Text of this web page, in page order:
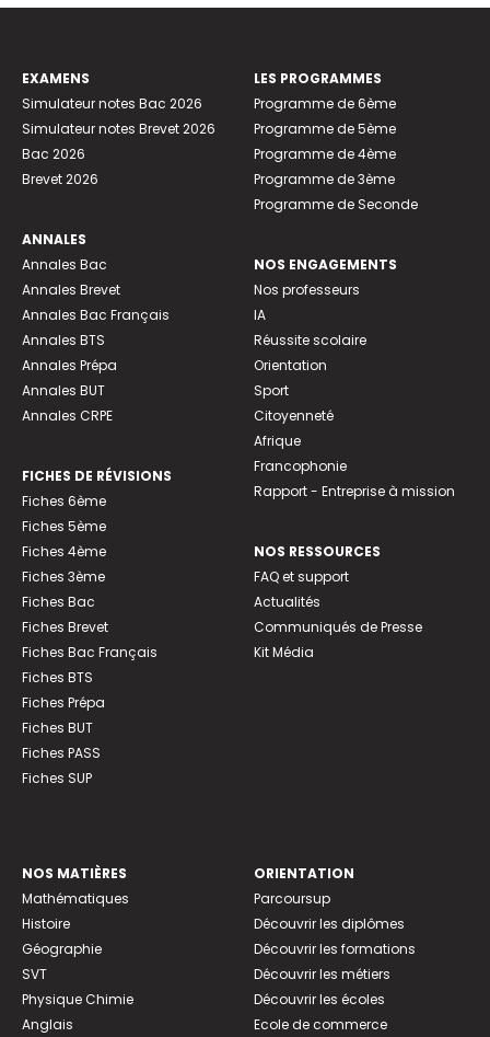
EXAMENS
Simulateur notes Bac 2026
Simulateur notes Brevet 2026
Bac 2026
Brevet 2026
ANNALES
Annales Bac
Annales Brevet
Annales Bac Français
Annales BTS
Annales Prépa
Annales BUT
Annales CRPE
FICHES DE RÉVISIONS
Fiches 6ème
Fiches 5ème
Fiches 4ème
Fiches 3ème
Fiches Bac
Fiches Brevet
Fiches Bac Français
Fiches BTS
Fiches Prépa
Fiches BUT
Fiches PASS
Fiches SUP
LES PROGRAMMES
Programme de 6ème
Programme de 5ème
Programme de 4ème
Programme de 3ème
Programme de Seconde
NOS ENGAGEMENTS
Nos professeurs
IA
Réussite scolaire
Orientation
Sport
Citoyenneté
Afrique
Francophonie
Rapport - Entreprise à mission
NOS RESSOURCES
FAQ et support
Actualités
Communiqués de Presse
Kit Média
NOS MATIÈRES
Mathématiques
Histoire
Géographie
SVT
Physique Chimie
Anglais
ORIENTATION
Parcoursup
Découvrir les diplômes
Découvrir les formations
Découvrir les métiers
Découvrir les écoles
Ecole de commerce